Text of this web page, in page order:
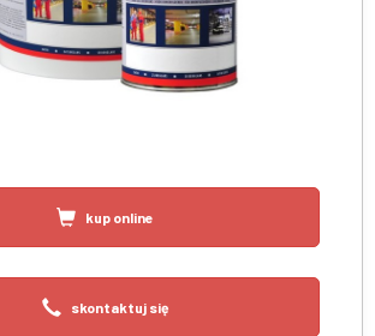
kup online
skontaktuj się